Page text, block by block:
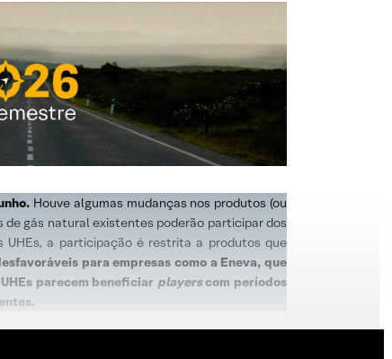
Houve algumas mudanças nos produtos (ou
de gás natural existentes poderão participar dos
UHEs, a participação é restrita a produtos que
para empresas como a Eneva, que
parecem beneficiar playerscom períodos